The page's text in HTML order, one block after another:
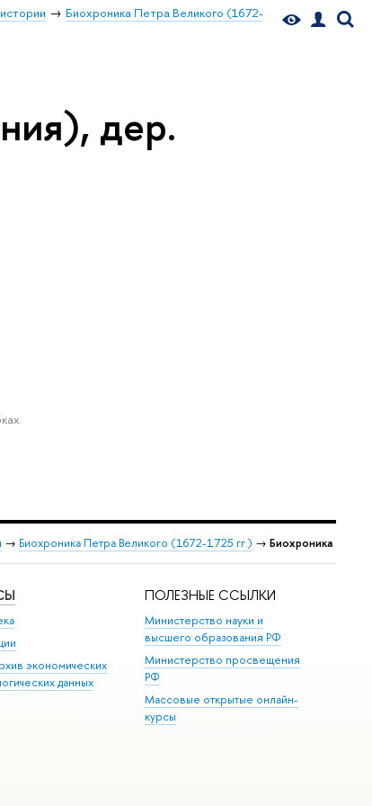
Биохроника Петра Великого (1672-
дер.
→ Биохроника Петра Великого (1672-1725 гг.) → Биохроника
экономических
данных
ПОЛЕЗНЫЕ ССЫЛКИ
Министерство науки и
высшего образования РФ
Министерство просвещения
РФ
Массовые открытые онлайн-
курсы